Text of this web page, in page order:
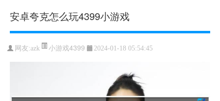
安卓夸克怎么玩4399小游戏
网友:azk 小游戏4399 2024-01-18 05:54:45